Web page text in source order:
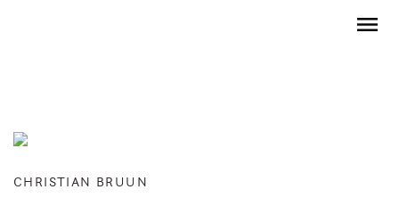
CHRISTIAN BRUUN